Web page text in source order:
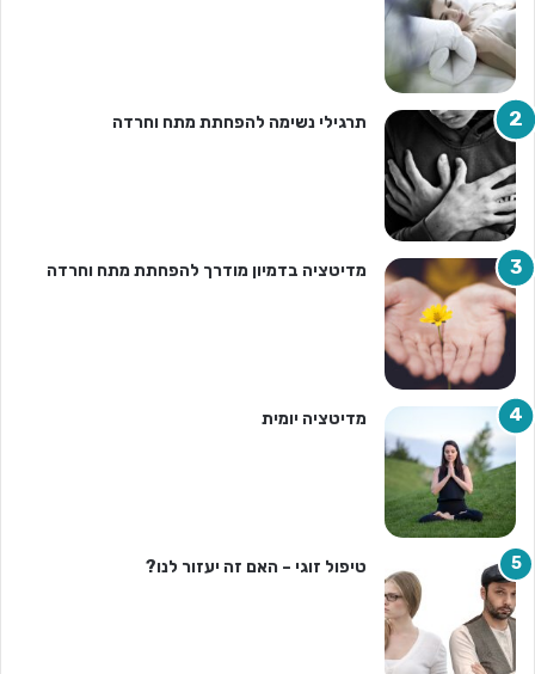
תרגילי נשימה להפחתת מתח וחרדה
מדיטציה בדמיון מודרך להפחתת מתח וחרדה
מדיטציה יומית
טיפול זוגי – האם זה יעזור לנו?